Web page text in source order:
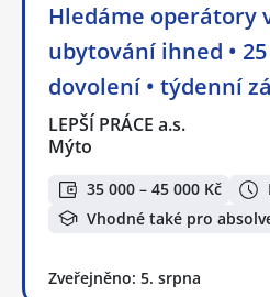
Hledáme operátory
ubytování ihned •
dovolení • týdenní
LEPŠÍ PRÁCE a.s.
Mýto
35 000 – 45 000 Kč
Vhodné také pro
Zveřejněno: 5. srpna